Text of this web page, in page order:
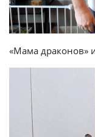
«Мама драконов»